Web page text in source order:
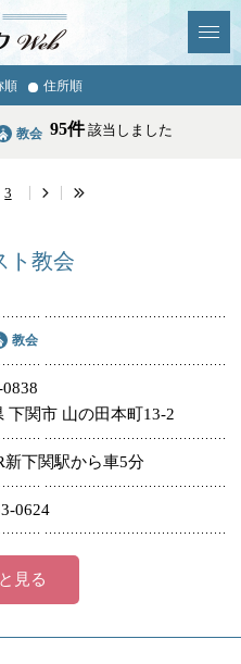
News & Topics
学校・幼稚園・神学校
医療・福祉
宿泊・研修施設
順 住所順
教会 95件該当しました
3
ト教会
教会
下関市 山の田本町13-2
新下関駅から車5分
0624
見る